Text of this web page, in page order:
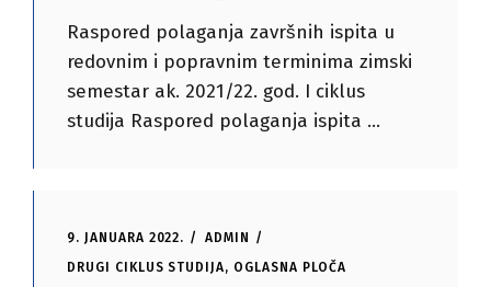
Raspored polaganja završnih ispita u
redovnim i popravnim terminima zimski
semestar ak. 2021/22. god. I ciklus
studija Raspored polaganja ispita
9. JANUARA 2022.
ADMIN
DRUGI CIKLUS STUDIJA, OGLASNA PLOČA